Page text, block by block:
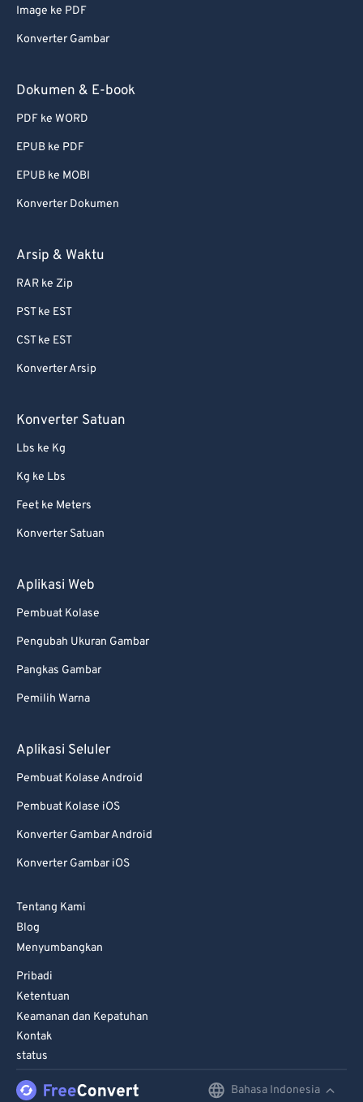
Image ke PDF
Konverter Gambar
Dokumen & E-book
PDF ke WORD
EPUB ke PDF
EPUB ke MOBI
Konverter Dokumen
Arsip & Waktu
RAR ke Zip
PST ke EST
CST ke EST
Konverter Arsip
Konverter Satuan
Lbs ke Kg
Kg ke Lbs
Feet ke Meters
Konverter Satuan
Aplikasi Web
Pembuat Kolase
Pengubah Ukuran Gambar
Pangkas Gambar
Pemilih Warna
Aplikasi Seluler
Pembuat Kolase Android
Pembuat Kolase iOS
Konverter Gambar Android
Konverter Gambar iOS
Tentang Kami
Blog
Menyumbangkan
Pribadi
Ketentuan
Keamanan dan Kepatuhan
Kontak
status
Bahasa Indonesia